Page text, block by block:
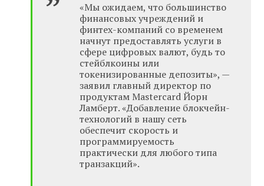
«Мы ожидаем, что большинство
финансовых учреждений и
финтех-компаний со временем
начнут предоставлять услуги в
сфере цифровых валют, будь то
стейблкоины или
токенизированные депозиты», —
заявил главный директор по
продуктам Mastercard Йорн
Ламберт. «Добавление блокчейн-
технологий в нашу сеть
обеспечит скорость и
программируемость
практически для любого типа
транзакций».